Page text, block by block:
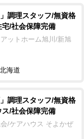
」調理スタッフ/無資格
/社会保障完備
ットホーム旭川/新旭
海道
」調理スタッフ/無資格
/社会保障完備
/ケアハウス そよかぜ